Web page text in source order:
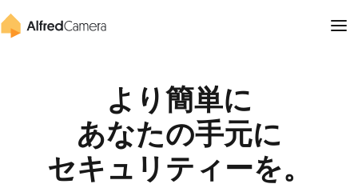
より簡単に
あなたの手元に
セキュリティーを。